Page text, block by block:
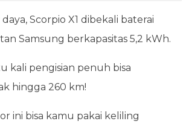
daya, Scorpio X1 dibekali baterai
Samsung berkapasitas 5,2 kWh.
kali pengisian penuh bisa
hingga 260 km!
ini bisa kamu pakai keliling